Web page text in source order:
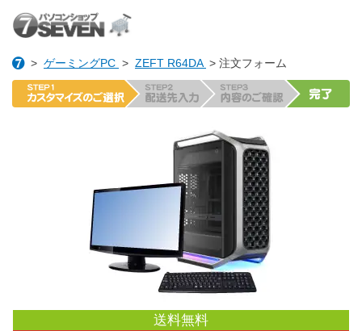
> ゲーミングPC > ZEFT R64DA > 注文フォーム
送料無料